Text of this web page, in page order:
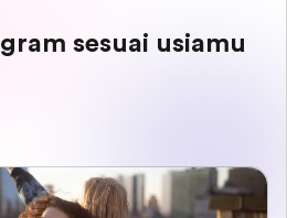
sesuai usiamu